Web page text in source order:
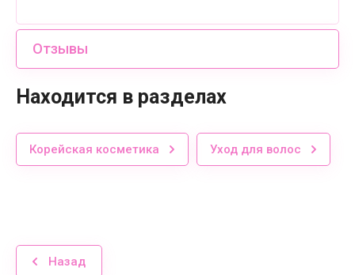
Отзывы
Находится в разделах
Корейская косметика Уход для волос
Назад